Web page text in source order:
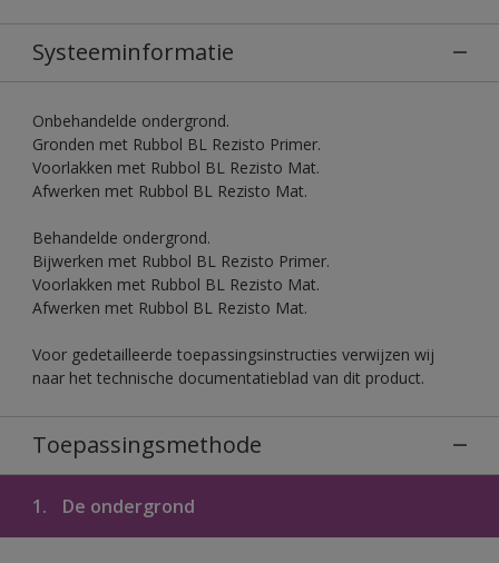
Systeeminformatie
Onbehandelde ondergrond.
Gronden met Rubbol BL Rezisto Primer.
Voorlakken met Rubbol BL Rezisto Mat.
Afwerken met Rubbol BL Rezisto Mat.
Behandelde ondergrond.
Bijwerken met Rubbol BL Rezisto Primer.
Voorlakken met Rubbol BL Rezisto Mat.
Afwerken met Rubbol BL Rezisto Mat.
Voor gedetailleerde toepassingsinstructies verwijzen wij
naar het technische documentatieblad van dit product.
Toepassingsmethode
1. De ondergrond